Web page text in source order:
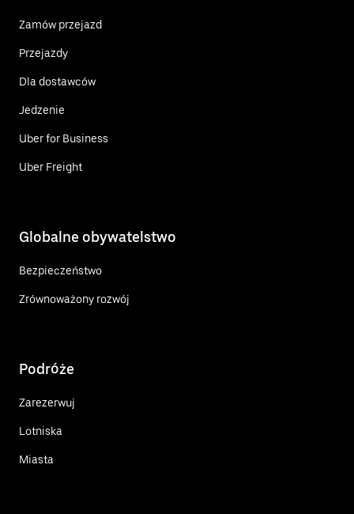
Zamów przejazd
Przejazdy
Dla dostawców
Jedzenie
Uber for Business
Uber Freight
Globalne obywatelstwo
Bezpieczeństwo
Zrównoważony rozwój
Podróże
Zarezerwuj
Lotniska
Miasta